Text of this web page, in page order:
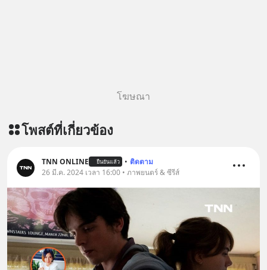
โฆษณา
โพสต์ที่เกี่ยวข้อง
TNN ONLINE ยืนยันแล้ว • ติดตาม
26 มี.ค. 2024 เวลา 16:00 • ภาพยนตร์ & ซีรีส์